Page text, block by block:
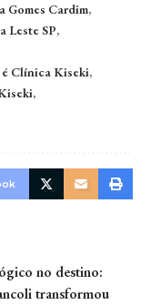
Cardim
Leste SP
é Clínica Kiseki
no destino:
transformou